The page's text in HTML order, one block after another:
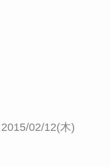
2015/02/12(木)